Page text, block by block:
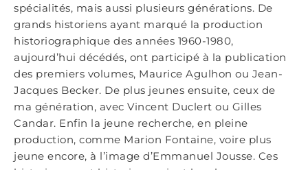
spécialités, mais aussi plusieurs générations. De
grands historiens ayant marqué la production
historiographique des années 1960-1980,
aujourd’hui décédés, ont participé à la publication
des premiers volumes, Maurice Agulhon ou Jean-
Jacques Becker. De plus jeunes ensuite, ceux de
ma génération, avec Vincent Duclert ou Gilles
Candar. Enfin la jeune recherche, en pleine
production, comme Marion Fontaine, voire plus
jeune encore, à l’image d’Emmanuel Jousse. Ces